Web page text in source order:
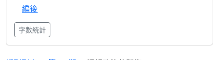
編後
字數統計